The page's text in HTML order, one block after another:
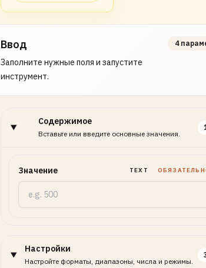
Ввод
Заполните нужные поля и запустите
инструмент.
4
Содержимое
Вставьте или введите основные значения.
Значение TEXT
Настройки
Настройте форматы, диапазоны, числа и режимы.